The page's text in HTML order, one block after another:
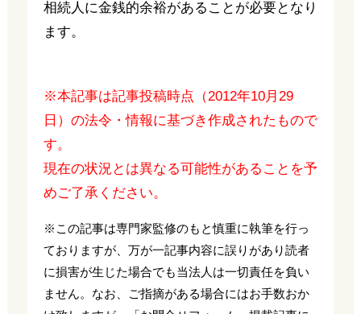
相続人に金銭的余裕があることが必要となり
ます。
※本記事は記事投稿時点（2012年10月29
日）の法令・情報に基づき作成されたもので
す。
現在の状況とは異なる可能性があることを予
めご了承ください。
※この記事は専門家監修のもと慎重に執筆を行っ
ておりますが、万が一記事内容に誤りがあり読者
に損害が生じた場合でも当法人は一切責任を負い
ません。なお、ご指摘がある場合にはお手数おか